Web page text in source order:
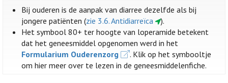
Bij ouderen is de aanpak van diarree dezelfde als bij
jongere patiënten (zie 3.6. Antidiarreïca
).
Het symbool 80+ ter hoogte van loperamide betekent
dat het geneesmiddel opgenomen werd in het
Formularium Ouderenzorg
. Klik op het symbooltje
om hier meer over te lezen in de geneesmiddelenfiche.